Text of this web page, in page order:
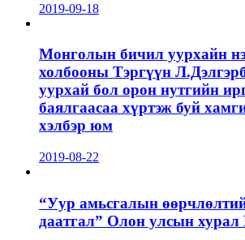
2019-09-18
Монголын бичил уурхайн
холбооны Тэргүүн
уурхай бол орон нутгийн
баялгаасаа хүртэж буй
хэлбэр юм
2019-08-22
“Уур амьсгалын
даатгал” Олон улсын